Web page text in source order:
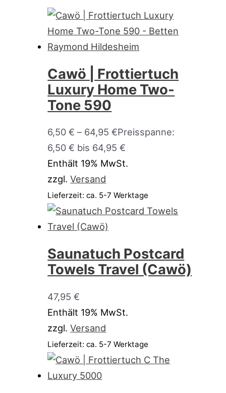
Cawö | Frottiertuch
Luxury Home Two-
Tone 590
6,50€ – 64,95€Preisspanne:
6,50 € bis 64,95 €
Enthält 19% MwSt.
zzgl.Versand
Lieferzeit: ca. 5-7 Werktage
Saunatuch Postcard
Towels Travel (Cawö)
47,95€
Enthält 19% MwSt.
zzgl.Versand
Lieferzeit: ca. 5-7 Werktage